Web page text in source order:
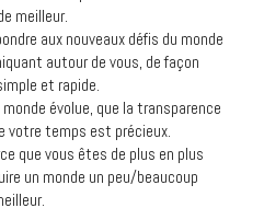
meilleur.
aux nouveaux défis du monde
autour de vous, de façon
et rapide.
évolue, que la transparence
votre temps est précieux.
que vous êtes de plus en plus
un monde un peu/beaucoup